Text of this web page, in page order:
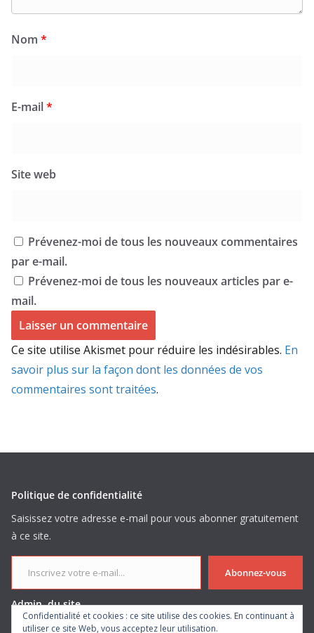
Nom *
E-mail*
Site web
Prévenez-moi de tous les nouveaux commentaires
par e-mail.
Prévenez-moi de tous les nouveaux articles par e-
mail.
Ce site utilise Akismet pour réduire les indésirables. En
savoir plus sur la façon dont les données de vos
commentaires sont traitées.
Politique de confidentialité
Saisissez votre adresse e-mail pour vous abonner gratuitement
à ce site.
Inscrivez votre e-mail...
Abonnez-vous
Admin. du site
Confidentialité et cookies : ce site utilise des cookies. En continuant à
utiliser ce site Web, vous acceptez leur utilisation.